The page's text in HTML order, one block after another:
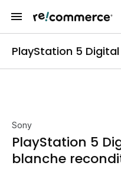
PlayStation 5
Sony
PlayStation 5
blanche